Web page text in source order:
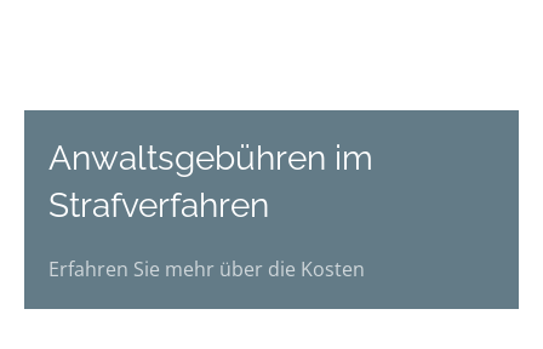
Anwaltsgebühren im
Strafverfahren
Erfahren Sie mehr über die Kosten